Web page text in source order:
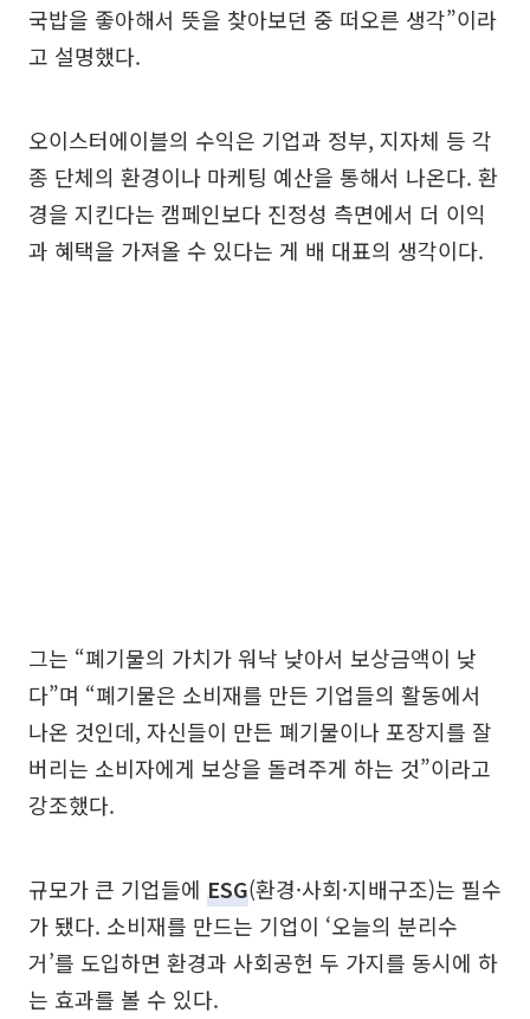
국밥을 좋아해서 뜻을 찾아보던 중 떠오른 생각”이라
고 설명했다.
오이스터에이블의 수익은 기업과 정부, 지자체 등 각
종 단체의 환경이나 마케팅 예산을 통해서 나온다. 환
경을 지킨다는 캠페인보다 진정성 측면에서 더 이익
과 혜택을 가져올 수 있다는 게 배 대표의 생각이다.
그는 “폐기물의 가치가 워낙 낮아서 보상금액이 낮
다”며 “폐기물은 소비재를 만든 기업들의 활동에서
나온 것인데, 자신들이 만든 폐기물이나 포장지를 잘
버리는 소비자에게 보상을 돌려주게 하는 것”이라고
강조했다.
규모가 큰 기업들에 ESG(환경·사회·지배구조)는 필수
가 됐다. 소비재를 만드는 기업이 ‘오늘의 분리수
거’를 도입하면 환경과 사회공헌 두 가지를 동시에 하
는 효과를 볼 수 있다.